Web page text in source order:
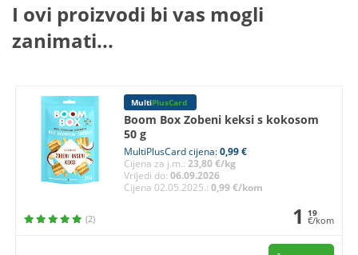
I ovi proizvodi bi vas mogli
zanimati...
MultiPlusCard
Boom Box Zobeni keksi s kokosom
50 g
MultiPlusCard cijena:0,99 €
Cijena za j.m.: 23,80 €/kg
Vrijedi do: 06.09.2026
Cijena 02.05.2025.: 0,99 €/kom
(2) 1 19
€/kom